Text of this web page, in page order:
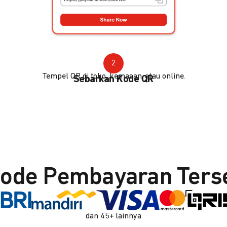
2
Sebarkan Kode QR
Tempel QR di toko, kemasan, atau online.
Pembayaran
dan 45+ lainnya